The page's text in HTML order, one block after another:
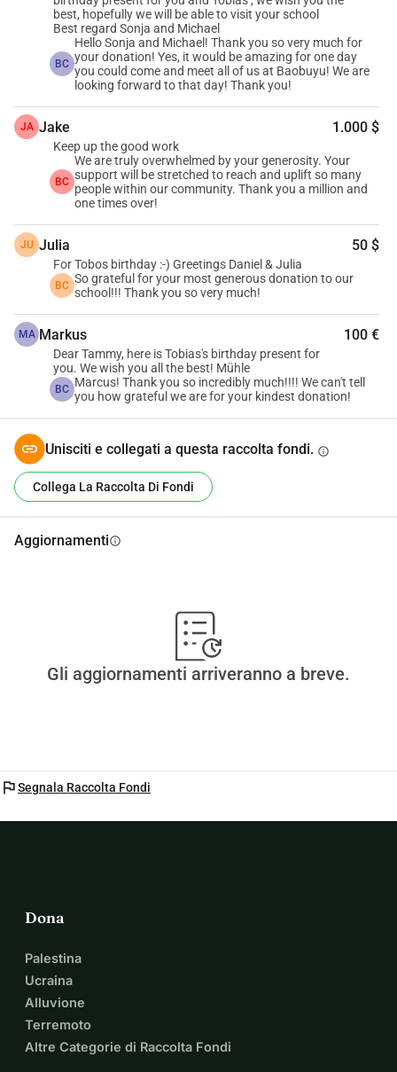
best, hopefully we will be able to visit your school
Best regard Sonja and Michael
BC
Hello Sonja and Michael! Thank you so very much for
your donation! Yes, it would be amazing for one day
you could come and meet all of us at Baobuyu! We are
looking forward to that day! Thank you!
JA Jake 1.000 $
Keep up the good work
BC
We are truly overwhelmed by your generosity. Your
support will be stretched to reach and uplift so many
people within our community. Thank you a million and
one times over!
JU Julia 50 $
For Tobos birthday :-) Greetings Daniel & Julia
BC So grateful for your most generous donation to our
school!!! Thank you so very much!
MA Markus 100 €
Dear Tammy, here is Tobias's birthday present for
you. We wish you all the best! Mühle
BC Marcus! Thank you so incredibly much!!!! We can't tell
you how grateful we are for your kindest donation!
Unisciti e collegati a questa raccolta fondi. info
Collega La Raccolta Di Fondi
Aggiornamentiinfo
Gli aggiornamenti arriveranno a breve.
flagSegnala Raccolta Fondi
Dona
Palestina
Ucraina
Alluvione
Terremoto
Altre Categorie di Raccolta Fondi